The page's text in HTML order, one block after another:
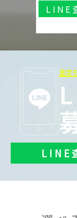
LINE
査定
LINE